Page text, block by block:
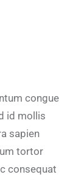
congue
id mollis
sapien
tortor
consequat